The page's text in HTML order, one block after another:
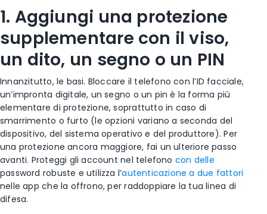
1. Aggiungi una protezione
supplementare con il viso,
un dito, un segno o un PIN
Innanzitutto, le basi. Bloccare il telefono con l’ID facciale,
un’impronta digitale, un segno o un pin è la forma più
elementare di protezione, soprattutto in caso di
smarrimento o furto (le opzioni variano a seconda del
dispositivo, del sistema operativo e del produttore). Per
una protezione ancora maggiore, fai un ulteriore passo
avanti. Proteggi gli account nel telefono con delle
password robuste e utilizza l’autenticazione a due fattori
nelle app che la offrono, per raddoppiare la tua linea di
difesa.